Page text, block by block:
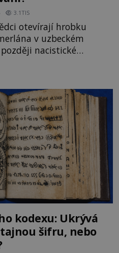
3.1TIS
otevírají hrobku
v uzbeckém
nacistické
Barbarossa a napadá
je natolik zarážející, že se
nebo jde jen o fascinující
kodexu: Ukrývá
šifru, nebo